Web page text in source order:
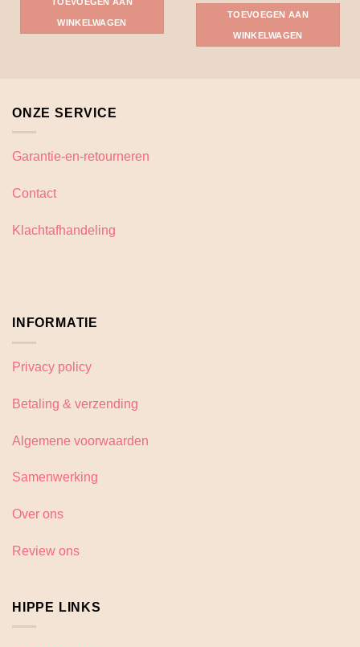
WINKELWAGEN
TOEVOEGEN AAN
WINKELWAGEN
ONZE SERVICE
Garantie-en-retourneren
Contact
Klachtafhandeling
INFORMATIE
Privacy policy
Betaling & verzending
Algemene voorwaarden
Samenwerking
Over ons
Review ons
HIPPE LINKS